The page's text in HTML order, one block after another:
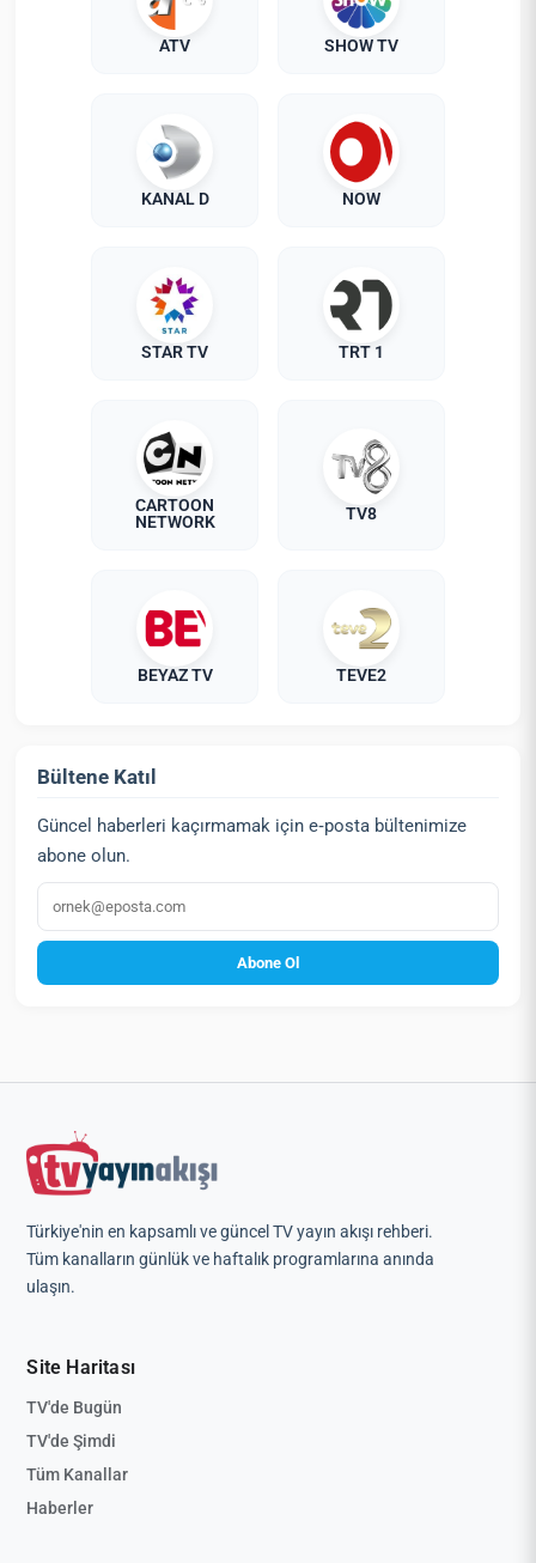
ATV SHOW TV
KANAL D NOW
STAR TV TRT 1
CARTOON
NETWORK
TV8
BEYAZ TV TEVE2
Bültene Katıl
Güncel haberleri kaçırmamak için e‑posta bültenimize
abone olun.
E‑posta
Abone Ol
Türkiye'nin en kapsamlı ve güncel TV yayın akışı rehberi.
Tüm kanalların günlük ve haftalık programlarına anında
ulaşın.
Site Haritası
TV'de Bugün
TV'de Şimdi
Tüm Kanallar
Haberler